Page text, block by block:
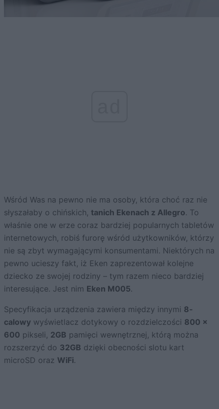
Wśród Was na pewno nie ma osoby, która choć raz nie
słyszałaby o chińskich, tanich Ekenach z Allegro. To
właśnie one w erze coraz bardziej popularnych tabletów
internetowych, robiś furorę wśród użytkowników, którzy
nie są zbyt wymagającymi konsumentami. Niektórych na
pewno ucieszy fakt, iż Eken zaprezentował kolejne
dziecko ze swojej rodziny – tym razem nieco bardziej
interesujące. Jest nim Eken M005.
Specyfikacja urządzenia zawiera między innymi 8-
calowy wyświetlacz dotykowy o rozdzielczości 800 x
600 pikseli, 2GB pamięci wewnętrznej, którą można
rozszerzyć do 32GB dzięki obecności slotu kart
microSD oraz WiFi.